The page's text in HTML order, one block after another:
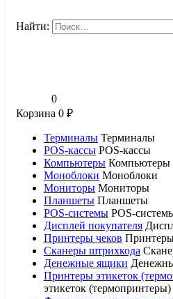
Найти:
0
Корзина 0 ₽
Терминалы Терминалы
POS-кассы POS-кассы
Компьютеры Компьютеры
Моноблоки Моноблоки
Мониторы Мониторы
Планшеты Планшеты
POS-системы POS-
Дисплей покупателя
Принтеры чеков
Сканеры штрихкода
Денежные ящики
Принтеры этикеток
этикеток (термопринтеры)